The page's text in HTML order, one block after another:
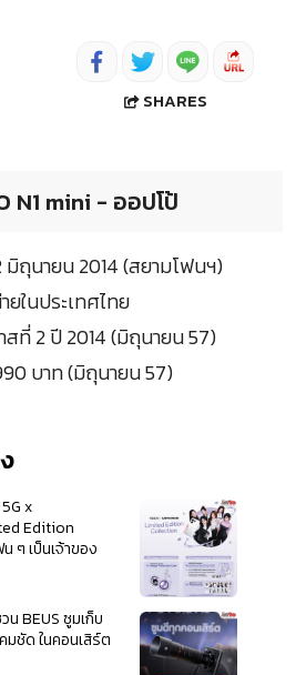
SHARES
N1 mini - ออปโป้
มิถุนายน 2014 (สยามโฟนฯ)
ยในประเทศไทย
สที่ 2 ปี 2014 (มิถุนายน 57)
บาท (มิถุนายน 57)
x
Edition
ๆ เป็นเจ้าของ
น BEUS ซูมเก็บ
มชัด ในคอนเสิร์ต